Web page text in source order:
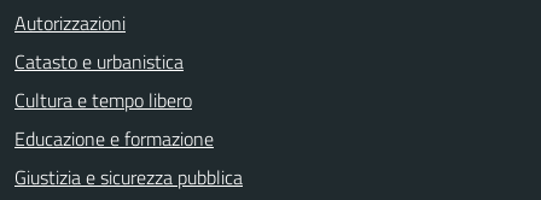
Autorizzazioni
Catasto e urbanistica
Cultura e tempo libero
Educazione e formazione
Giustizia e sicurezza pubblica